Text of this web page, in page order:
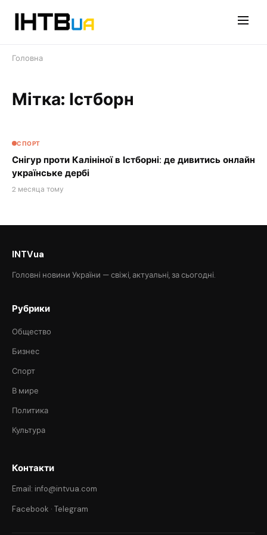
Головна
Мітка: Істборн
СПОРТ
Снігур проти Калініної в Істборні: де дивитись онлайн
українське дербі
2 месяца тому
INTVua
Головні новини України — свіжі, актуальні, за сьогодні.
Рубрики
Общество
Бизнес
Спорт
В мире
Политика
Культура
Контакти
Email: info@intvua.com
Facebook · Telegram